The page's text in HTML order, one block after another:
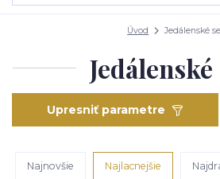
Úvod Jedálenské
Upresniť parametre
Najnovšie Najlacnejšie